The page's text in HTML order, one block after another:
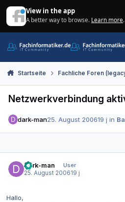
View in the app
A better way to browse. Learn more.
Startseite Fachliche Foren
Netzwerkverbindung
dark-man25. August 200619 j in
dark-man
User
25. August 200619 j
Hallo,